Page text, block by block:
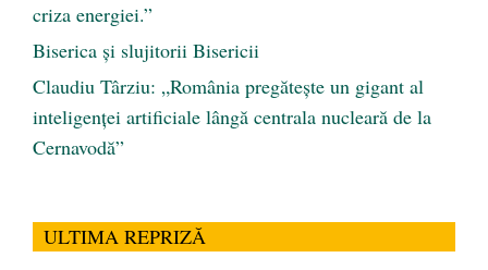
criza energiei.”
Biserica și slujitorii Bisericii
Claudiu Târziu: „România pregătește un gigant al
inteligenței artificiale lângă centrala nucleară de la
Cernavodă”
ULTIMA REPRIZĂ